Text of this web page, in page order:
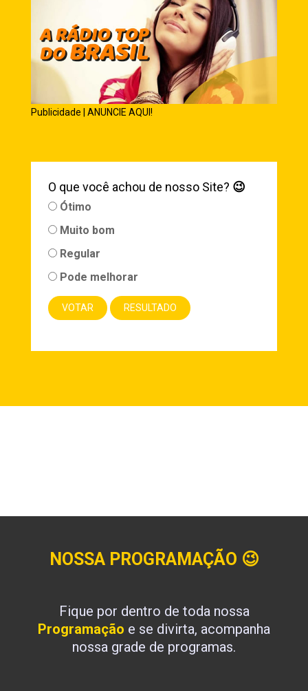
Publicidade | ANUNCIE AQUI!
O que você achou de nosso Site? 😉
Ótimo
Muito bom
Regular
Pode melhorar
NOSSA PROGRAMAÇÃO 😉
Fique por dentro de toda nossa
Programação e se divirta, acompanha
nossa grade de programas.